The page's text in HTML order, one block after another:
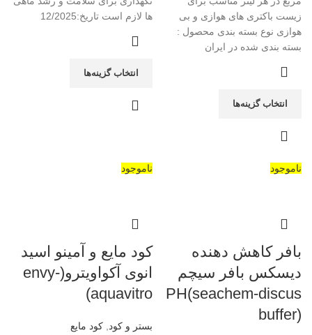
زیست باکتری های هوازی و بی
هوازی نوع بسته بندی محصول :
بسته بندی شده در ایران
انتخاب گزینه‌ها
ها لازم است تاریخ:12/2025
انتخاب گزینه‌ها
ناموجود
بافر کاهش دهنده
دیسکس بافر سیچم
PH(seachem-discus
buffer)
ناموجود
کود مایع و آمینو اسید
انوی آکواویترو(envy-
aquavitro)
بستر و کود, کود مایع